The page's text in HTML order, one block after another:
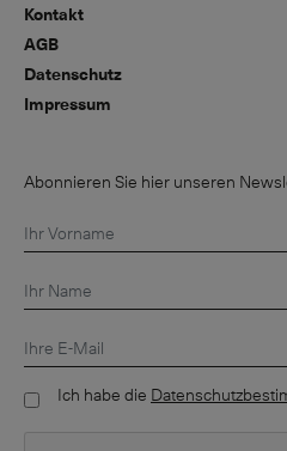
Kontakt
AGB
Datenschutz
Impressum
Abonnieren Sie hier unseren
Ich habe die